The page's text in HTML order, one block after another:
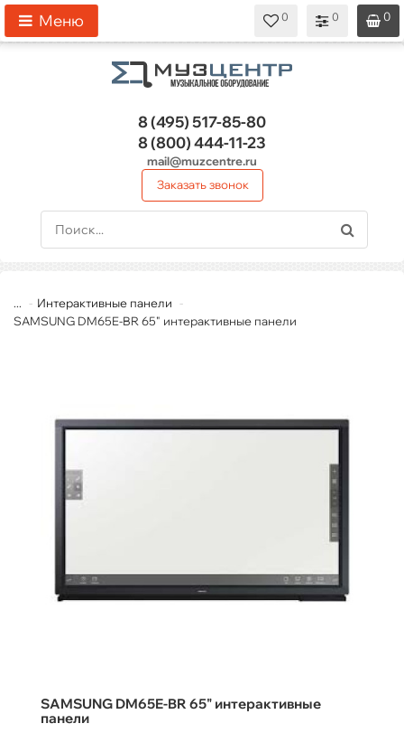
0
0
0
Меню
8 (495)517-85-80
8 (800)444-11-23
mail@muzcentre.ru
Заказать звонок
...
Интерактивные панели
SAMSUNG DM65E-BR 65" интерактивные панели
SAMSUNG DM65E-BR 65" интерактивные
панели